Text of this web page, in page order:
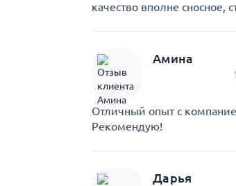
качество вполне сносное,
Амина
Отличный опыт с
Рекомендую!
Дарья